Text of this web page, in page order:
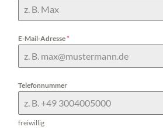
E-Mail-Adresse*
Telefonnummer
freiwillig